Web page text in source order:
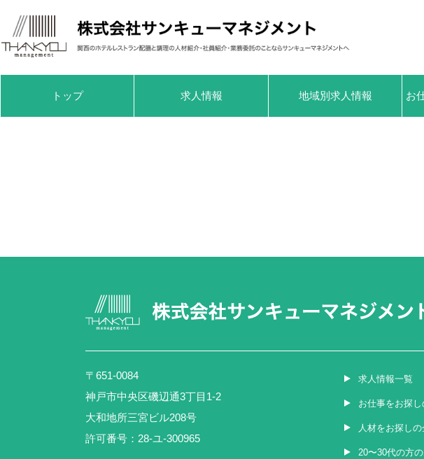
トップ 求人情報 地域別求人情報 お
〒651-0084
神戸市中央区磯辺通3丁目1-2
大和地所三宮ビル208号
許可番号：28-ユ-300965
求人情報一覧
お仕事をお探
人材をお探し
20〜30代の方